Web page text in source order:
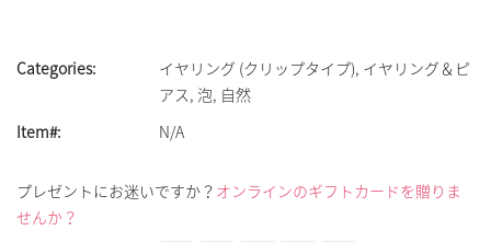
Categories: イヤリング (クリップタイプ), イヤリング＆ピ
アス, 泡, 自然
Item#:
N/A
プレゼントにお迷いですか？ オンラインのギフトカードを贈りま
せんか？